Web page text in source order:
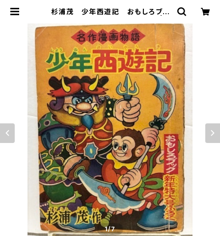
杉浦茂 少年西遊記 おもしろブッ
ムズボックス
1/7